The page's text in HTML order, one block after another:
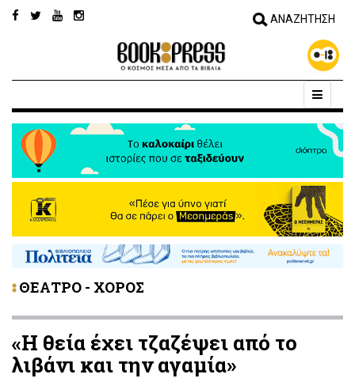
ΘΕΑΤΡΟ - ΧΟΡΟΣ
«Η θεία έχει τζαζέψει από το
λιβάνι και την αγαμία»